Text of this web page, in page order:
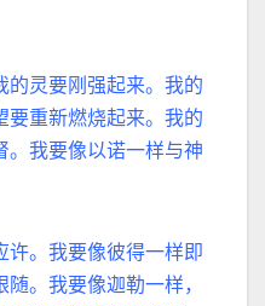
灵要刚强起来。 我的
要重新燃烧起来。 我的
我要像以诺一样与神
。 我要像彼得一样即
。 我要像迦勒一样，